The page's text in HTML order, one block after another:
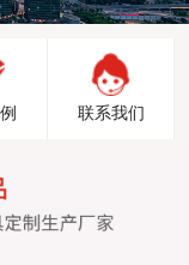
联系我们